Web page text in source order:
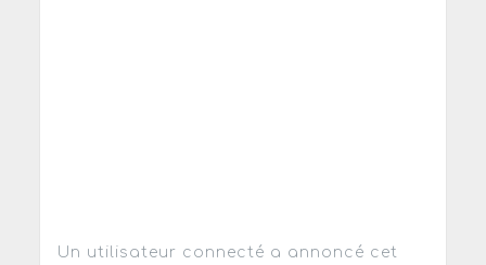
Un utilisateur connecté a annoncé cet